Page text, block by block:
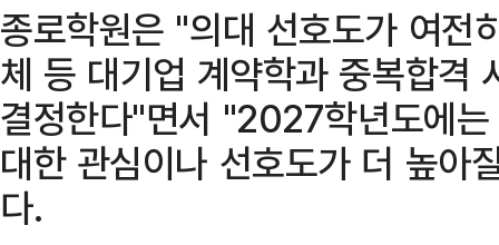
종로학원은 "의대 선호도가 여전
체 등 대기업 계약학과 중복합격
결정한다"면서 "2027학년도에
대한 관심이나 선호도가 더 높아
다.